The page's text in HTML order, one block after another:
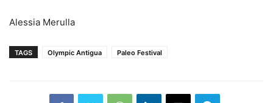
Alessia Merulla
TAGS Olympic Antigua Paleo Festival